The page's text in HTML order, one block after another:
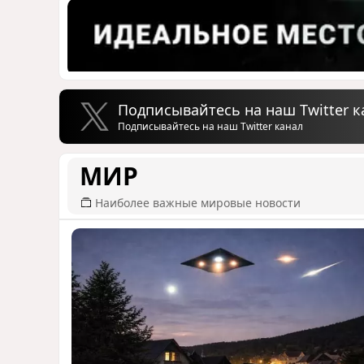
Подписывайтесь на наш Twitter
Подписывайтесь на наш Twitter канал
МИР
Наиболее важные мировые новости